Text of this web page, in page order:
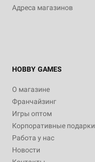
Адреса магазинов
HOBBY GAMES
О магазине
Франчайзинг
Игры оптом
Корпоративные подарки
Работа у нас
Новости